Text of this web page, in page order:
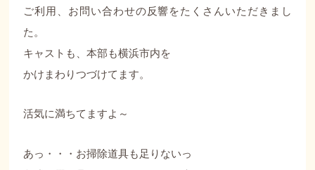
ご利用、お問い合わせの反響をたくさんいただきまし
た。
キャストも、本部も横浜市内を
かけまわりつづけてます。
活気に満ちてますよ～
あっ・・・お掃除道具も足りないっ